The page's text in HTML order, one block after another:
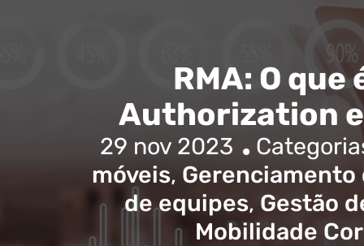
RMA: O
Authorization
29 nov 2023
móveis,
de equipes, Gestão
Mobilidade